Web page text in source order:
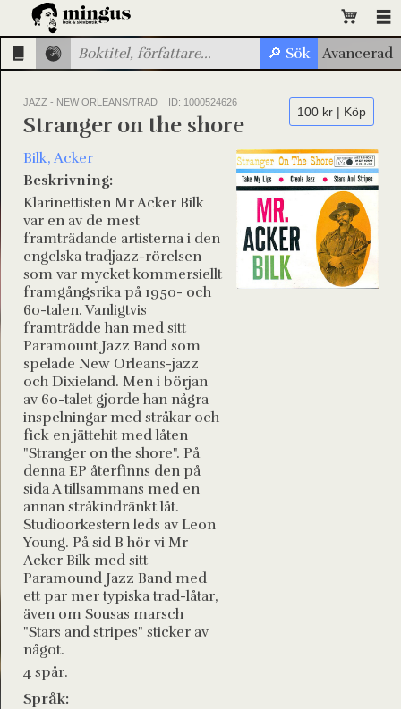
JAZZ - NEW ORLEANS/TRAD ID: 1000524626
100 kr | Köp
Stranger on the shore
Bilk, Acker
Beskrivning:
Klarinettisten Mr Acker Bilk
var en av de mest
framträdande artisterna i den
engelska tradjazz-rörelsen
som var mycket kommersiellt
framgångsrika på 1950- och
60-talen. Vanligtvis
framträdde han med sitt
Paramount Jazz Band som
spelade New Orleans-jazz
och Dixieland. Men i början
av 60-talet gjorde han några
inspelningar med stråkar och
fick en jättehit med låten
"Stranger on the shore". På
denna EP återfinns den på
sida A tillsammans med en
annan stråkindränkt låt.
Studioorkestern leds av Leon
Young. På sid B hör vi Mr
Acker Bilk med sitt
Paramound Jazz Band med
ett par mer typiska trad-låtar,
även om Sousas marsch
"Stars and stripes" sticker av
något.
4 spår.
Språk: